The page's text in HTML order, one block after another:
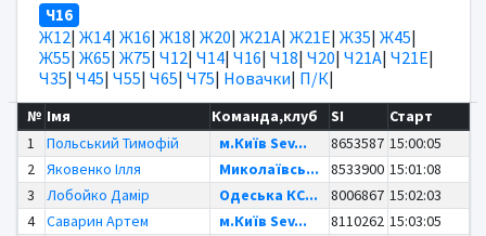
Ч16
Ж12| Ж14| Ж16| Ж18| Ж20| Ж21А| Ж21Е| Ж35| Ж45|
Ж55| Ж65| Ж75| Ч12| Ч14| Ч16| Ч18| Ч20| Ч21А| Ч21Е|
Ч35| Ч45| Ч55| Ч65| Ч75| Новачки| П/К|
№ Імя Команда,клуб SI
Старт
1
Польський Тимофій м.Київ Sev... 8653587 15:00:05
2
Яковенко Ілля Миколаївсь... 8533900 15:01:08
3
Лобойко Дамір Одеська КС... 8006867 15:02:03
4
Саварин Артем м.Київ Sev... 8110262 15:03:05